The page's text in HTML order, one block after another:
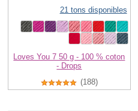
21 tons disponibles
Loves You 7 50 g - 100 % coton
- Drops
(188)